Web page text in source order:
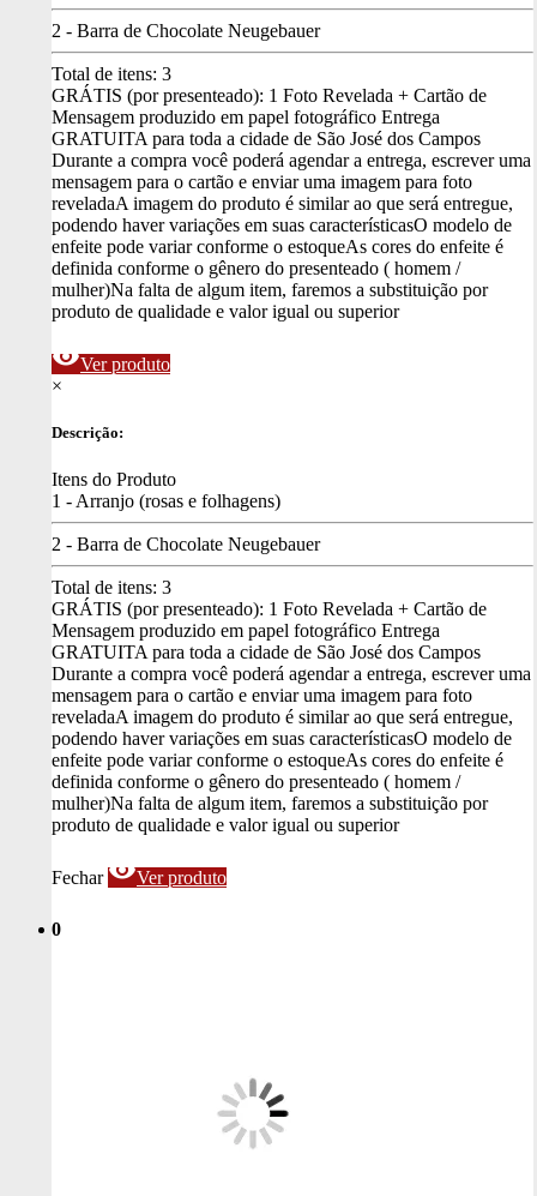
2 - Barra de Chocolate Neugebauer
Total de itens: 3
GRÁTIS (por presenteado): 1 Foto Revelada + Cartão de
Mensagem produzido em papel fotográfico Entrega
GRATUITA para toda a cidade de São José dos Campos
Durante a compra você poderá agendar a entrega, escrever uma
mensagem para o cartão e enviar uma imagem para foto
reveladaA imagem do produto é similar ao que será entregue,
podendo haver variações em suas característicasO modelo de
enfeite pode variar conforme o estoqueAs cores do enfeite é
definida conforme o gênero do presenteado ( homem /
mulher)Na falta de algum item, faremos a substituição por
produto de qualidade e valor igual ou superior
visibilityVer produto
×
Descrição:
Itens do Produto
1 - Arranjo (rosas e folhagens)
2 - Barra de Chocolate Neugebauer
Total de itens: 3
GRÁTIS (por presenteado): 1 Foto Revelada + Cartão de
Mensagem produzido em papel fotográfico Entrega
GRATUITA para toda a cidade de São José dos Campos
Durante a compra você poderá agendar a entrega, escrever uma
mensagem para o cartão e enviar uma imagem para foto
reveladaA imagem do produto é similar ao que será entregue,
podendo haver variações em suas característicasO modelo de
enfeite pode variar conforme o estoqueAs cores do enfeite é
definida conforme o gênero do presenteado ( homem /
mulher)Na falta de algum item, faremos a substituição por
produto de qualidade e valor igual ou superior
Fechar visibilityVer produto
0